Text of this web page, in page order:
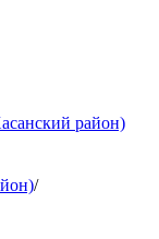
район)
/